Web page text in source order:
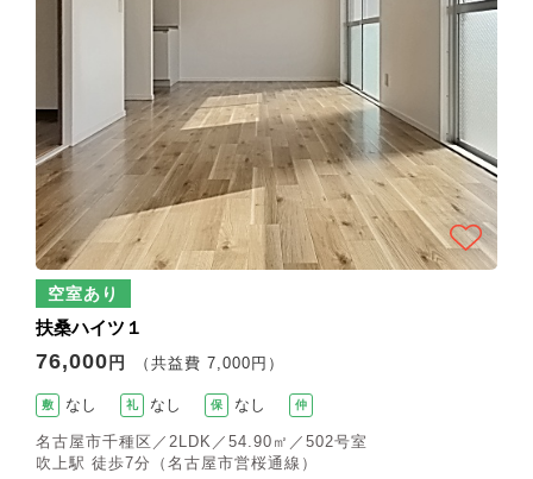
空室あり
扶桑ハイツ１
76,000 円 （共益費 7,000円）
敷 なし 礼 なし 保 なし 仲
名古屋市千種区／2LDK／54.90㎡／502号室
吹上駅 徒歩7分（名古屋市営桜通線）